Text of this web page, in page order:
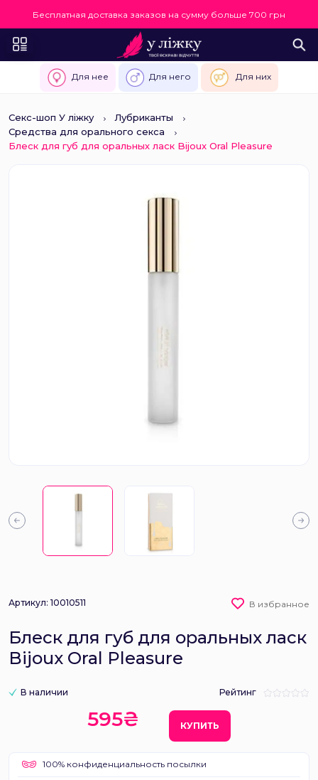
Бесплатная доставка заказов на сумму больше 700 грн
Для нее Для него Для них
Секс-шоп У ліжку
Лубриканты
Средства для орального секса
Блеск для губ для оральных ласк Bijoux Oral Pleasure
Артикул: 10010511 В избранное
Блеск для губ для оральных ласк
Bijoux Oral Pleasure
В наличии Рейтинг
595₴ КУПИТЬ
100% конфиденциальность посылки